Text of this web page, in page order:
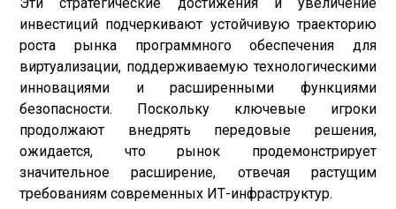
инвестиций подчеркивают устойчивую траекторию
роста рынка программного обеспечения для
виртуализации, поддерживаемую технологическими
инновациями и расширенными функциями
безопасности. Поскольку ключевые игроки
продолжают внедрять передовые решения,
ожидается, что рынок продемонстрирует
значительное расширение, отвечая растущим
требованиям современных ИТ-инфраструктур.